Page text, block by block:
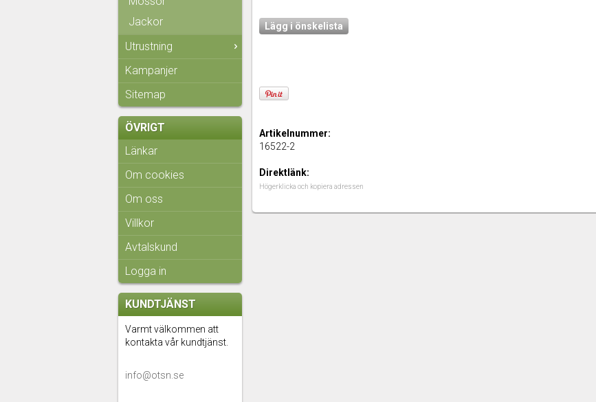
Jackor
Utrustning
Kampanjer
Sitemap
ÖVRIGT
Länkar
Om cookies
Om oss
Villkor
Avtalskund
Logga in
KUNDTJÄNST
Varmt välkommen att
kontakta vår kundtjänst.
info@otsn.se
Lägg i önskelista
Artikelnummer:
16522-2
Direktlänk:
Högerklicka och kopiera adressen